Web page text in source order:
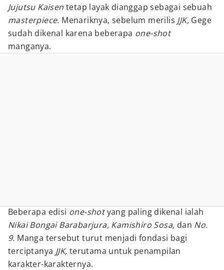
Jujutsu Kaisen tetap layak dianggap sebagai sebuah
masterpiece. Menariknya, sebelum merilis JJK, Gege
sudah dikenal karena beberapa one-shot
manganya.
Beberapa edisi one-shotyang paling dikenal ialah
Nikai Bongai Barabarjura, Kamishiro Sosa, dan No.
9. Manga tersebut turut menjadi fondasi bagi
terciptanya JJK, terutama untuk penampilan
karakter-karakternya.